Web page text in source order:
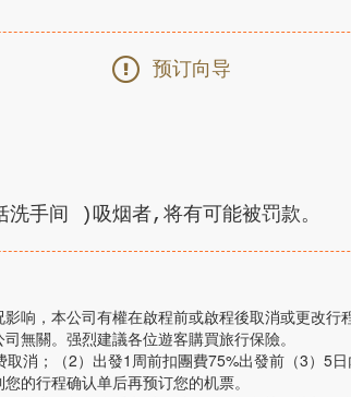
预订向导
洗手间 )吸烟者, 将有可能被罚款。
响，本公司有權在啟程前或啟程後取消或更改行
無關。强烈建議各位遊客購買旅行保險。
消；（2）出發1周前扣團費75%出發前（3）5
的行程确认单后再预订您的机票。